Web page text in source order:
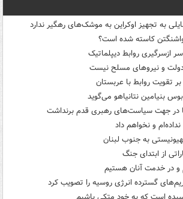
به تجهیز اوکراین به موشک‌های رهگیر ندارد
واشنگتن کاسته شده است؟
ازسرگیری روابط دیپلماتیک
و نیروهای مسلح نیست
تقویت روابط با عربستان
بنیامین نتانیاهو می‌گوید
در جهت سیاست‌های رهبری قدم برنداشت
و نخواهم داد
به جنوب لبنان
و در خدمت آنان هستیم
گسترده انرژی روسیه را تصویب کرد